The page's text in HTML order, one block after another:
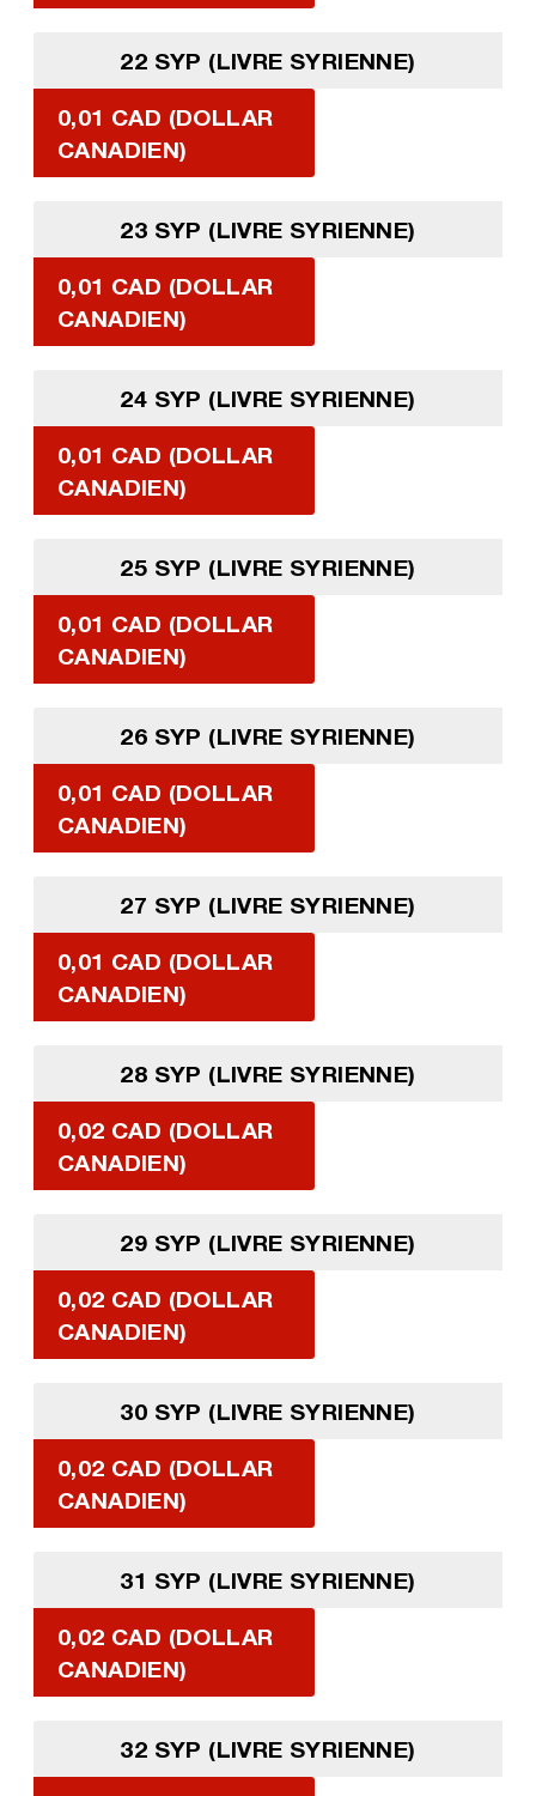
22 SYP (LIVRE SYRIENNE)
0,01 CAD (DOLLAR
CANADIEN)
23 SYP (LIVRE SYRIENNE)
0,01 CAD (DOLLAR
CANADIEN)
24 SYP (LIVRE SYRIENNE)
0,01 CAD (DOLLAR
CANADIEN)
25 SYP (LIVRE SYRIENNE)
0,01 CAD (DOLLAR
CANADIEN)
26 SYP (LIVRE SYRIENNE)
0,01 CAD (DOLLAR
CANADIEN)
27 SYP (LIVRE SYRIENNE)
0,01 CAD (DOLLAR
CANADIEN)
28 SYP (LIVRE SYRIENNE)
0,02 CAD (DOLLAR
CANADIEN)
29 SYP (LIVRE SYRIENNE)
0,02 CAD (DOLLAR
CANADIEN)
30 SYP (LIVRE SYRIENNE)
0,02 CAD (DOLLAR
CANADIEN)
31 SYP (LIVRE SYRIENNE)
0,02 CAD (DOLLAR
CANADIEN)
32 SYP (LIVRE SYRIENNE)